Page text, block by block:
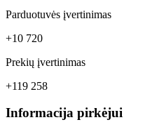
Parduotuvės įvertinimas
+10 720
Prekių įvertinimas
+119 258
Informacija pirkėjui